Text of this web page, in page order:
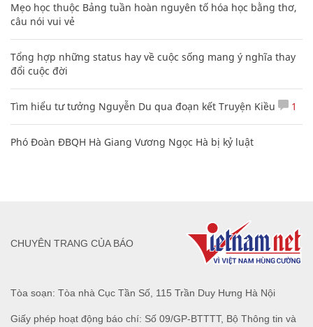
Mẹo học thuộc Bảng tuần hoàn nguyên tố hóa học bằng thơ,
câu nói vui vẻ
Tổng hợp những status hay về cuộc sống mang ý nghĩa thay
đổi cuộc đời
Tìm hiểu tư tưởng Nguyễn Du qua đoạn kết Truyện Kiều 1
Phó Đoàn ĐBQH Hà Giang Vương Ngọc Hà bị kỷ luật
Tòa soạn: Tòa nhà Cục Tần Số, 115 Trần Duy Hưng Hà Nội
Giấy phép hoạt động báo chí: Số 09/GP-BTTTT, Bộ Thông tin và
CHUYÊN TRANG CỦA BÁO